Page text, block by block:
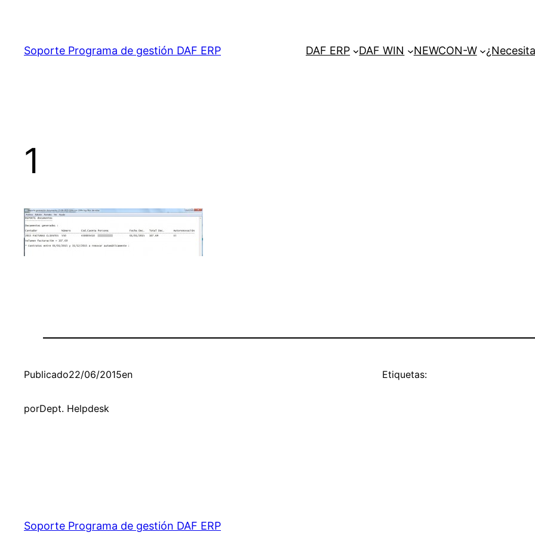
contenido
Soporte Programa de gestión DAF ERP DAF ERP DAF WIN NEWCON-W
1
Publicado22/06/2015en
porDept. Helpdesk
Etiquetas:
Soporte Programa de gestión DAF ERP